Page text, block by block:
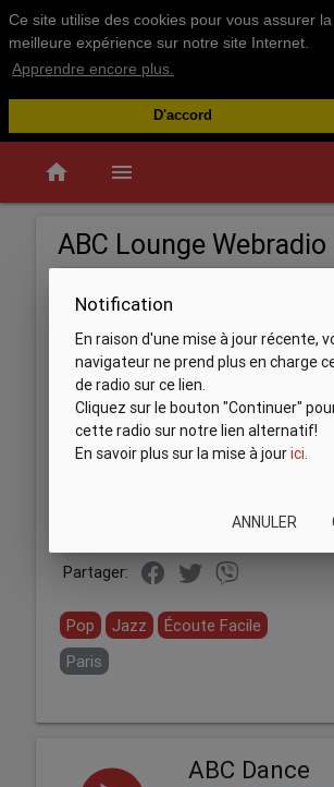
Ce site utilise des cookies pour vous assurer la
meilleure expérience sur notre site Internet.
Apprendre encore plus.
D'accord
home menu
ABC Lounge Webradio
Partager:
Notification
En raison d'une mise à jour récente,
navigateur ne prend plus en charge
de radio sur ce lien.
Cliquez sur le bouton "Continuer"
cette radio sur notre lien alternatif!
En savoir plus sur la mise à jourici.
ANNULER
Pop Jazz
Écoute Facile
Paris
ABC Dance